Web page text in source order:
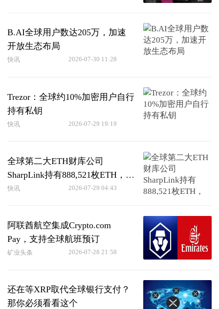
B.AI全球用户数达205万，加速
开放生态布局
快讯 2026-07-30 11:28
Trezor：全球约10%加密用户自行
持有私钥
快讯 2026-07-29 19:19
全球第二大ETH财库公司
SharpLink持有888,521枚ETH，本
周获420枚ETH质押奖励
快讯 2026-07-29 04:43
阿联酋航空集成Crypto.com
Pay，支持全球航班预订
矿业头条 2026-07-28 21:58
还在等XRP取代全球银行支付？
那你必须看看这个